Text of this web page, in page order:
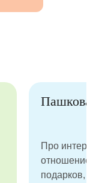
Пашкова
Про
отношение
подарков,